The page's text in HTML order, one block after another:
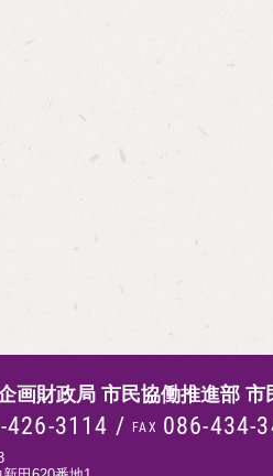
画財政局 市民協働推進部 市
426-3114 / FAX 086-434-